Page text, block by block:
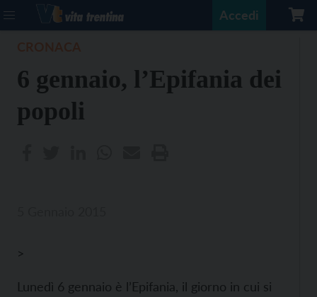
Accedi
6 gennaio, l’Epifania dei
popoli
>
Lunedì 6 gennaio è l’Epifania, il giorno in cui si